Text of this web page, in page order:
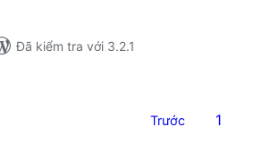
Đã kiểm tra với 3.2.1
Trước 1